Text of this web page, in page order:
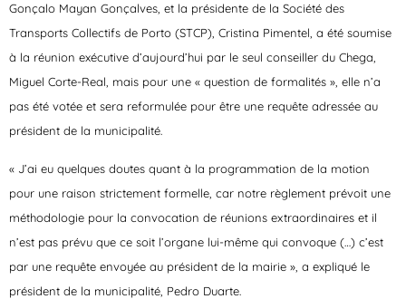
Gonçalo Mayan Gonçalves, et la présidente de la Société des
Transports Collectifs de Porto (STCP), Cristina Pimentel, a été soumise
à la réunion exécutive d’aujourd’hui par le seul conseiller du Chega,
Miguel Corte-Real, mais pour une « question de formalités », elle n’a
pas été votée et sera reformulée pour être une requête adressée au
président de la municipalité.
« J’ai eu quelques doutes quant à la programmation de la motion
pour une raison strictement formelle, car notre règlement prévoit une
méthodologie pour la convocation de réunions extraordinaires et il
n’est pas prévu que ce soit l’organe lui-même qui convoque (…) c’est
par une requête envoyée au président de la mairie », a expliqué le
président de la municipalité, Pedro Duarte.